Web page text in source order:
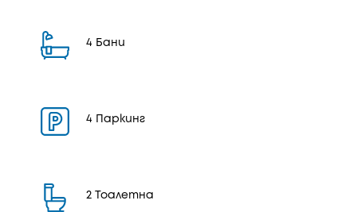
4 Бани
4 Паркинг
2 Тоалетна